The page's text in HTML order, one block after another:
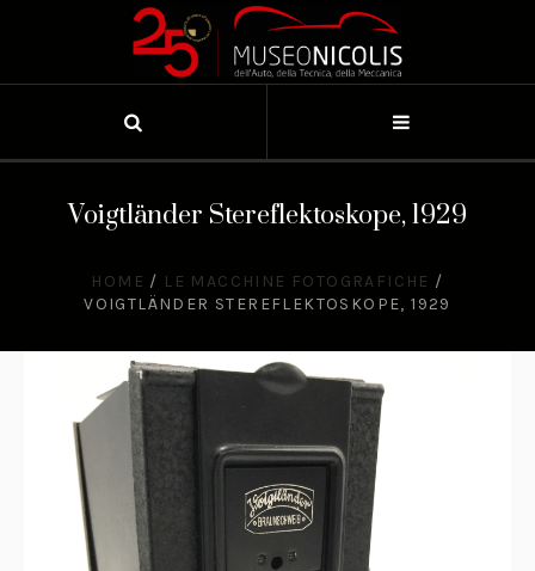
Voigtländer Stereflektoskope, 1929
HOME / LE MACCHINE FOTOGRAFICHE /
VOIGTLÄNDER STEREFLEKTOSKOPE, 1929